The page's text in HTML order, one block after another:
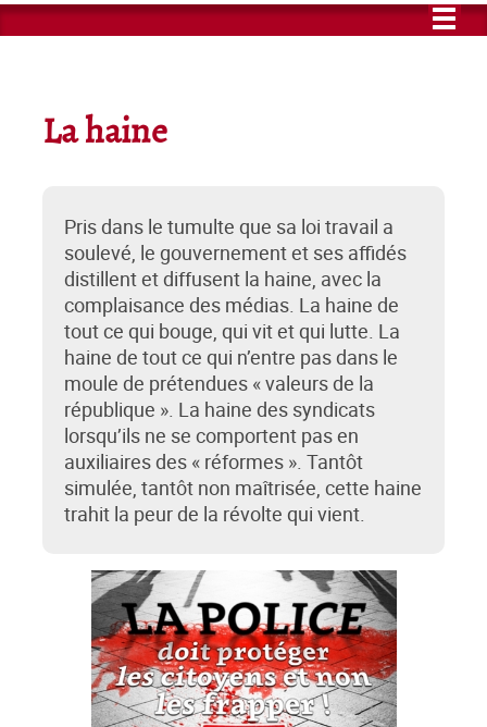
La haine
Pris dans le tumulte que sa loi travail a
soulevé, le gouvernement et ses affidés
distillent et diffusent la haine, avec la
complaisance des médias. La haine de
tout ce qui bouge, qui vit et qui lutte. La
haine de tout ce qui n’entre pas dans le
moule de prétendues « valeurs de la
république ». La haine des syndicats
lorsqu’ils ne se comportent pas en
auxiliaires des « réformes ». Tantôt
simulée, tantôt non maîtrisée, cette haine
trahit la peur de la révolte qui vient.